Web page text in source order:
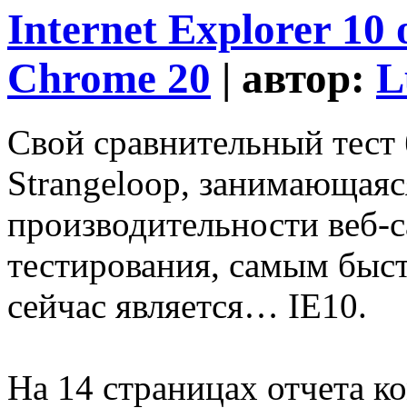
Internet Explorer 10
Chrome 20 | автор:
Свой сравнительный
Strangeloop,
производительности веб-
тестирования, самым
сейчас является… IE10.
На 14 страницах отчета